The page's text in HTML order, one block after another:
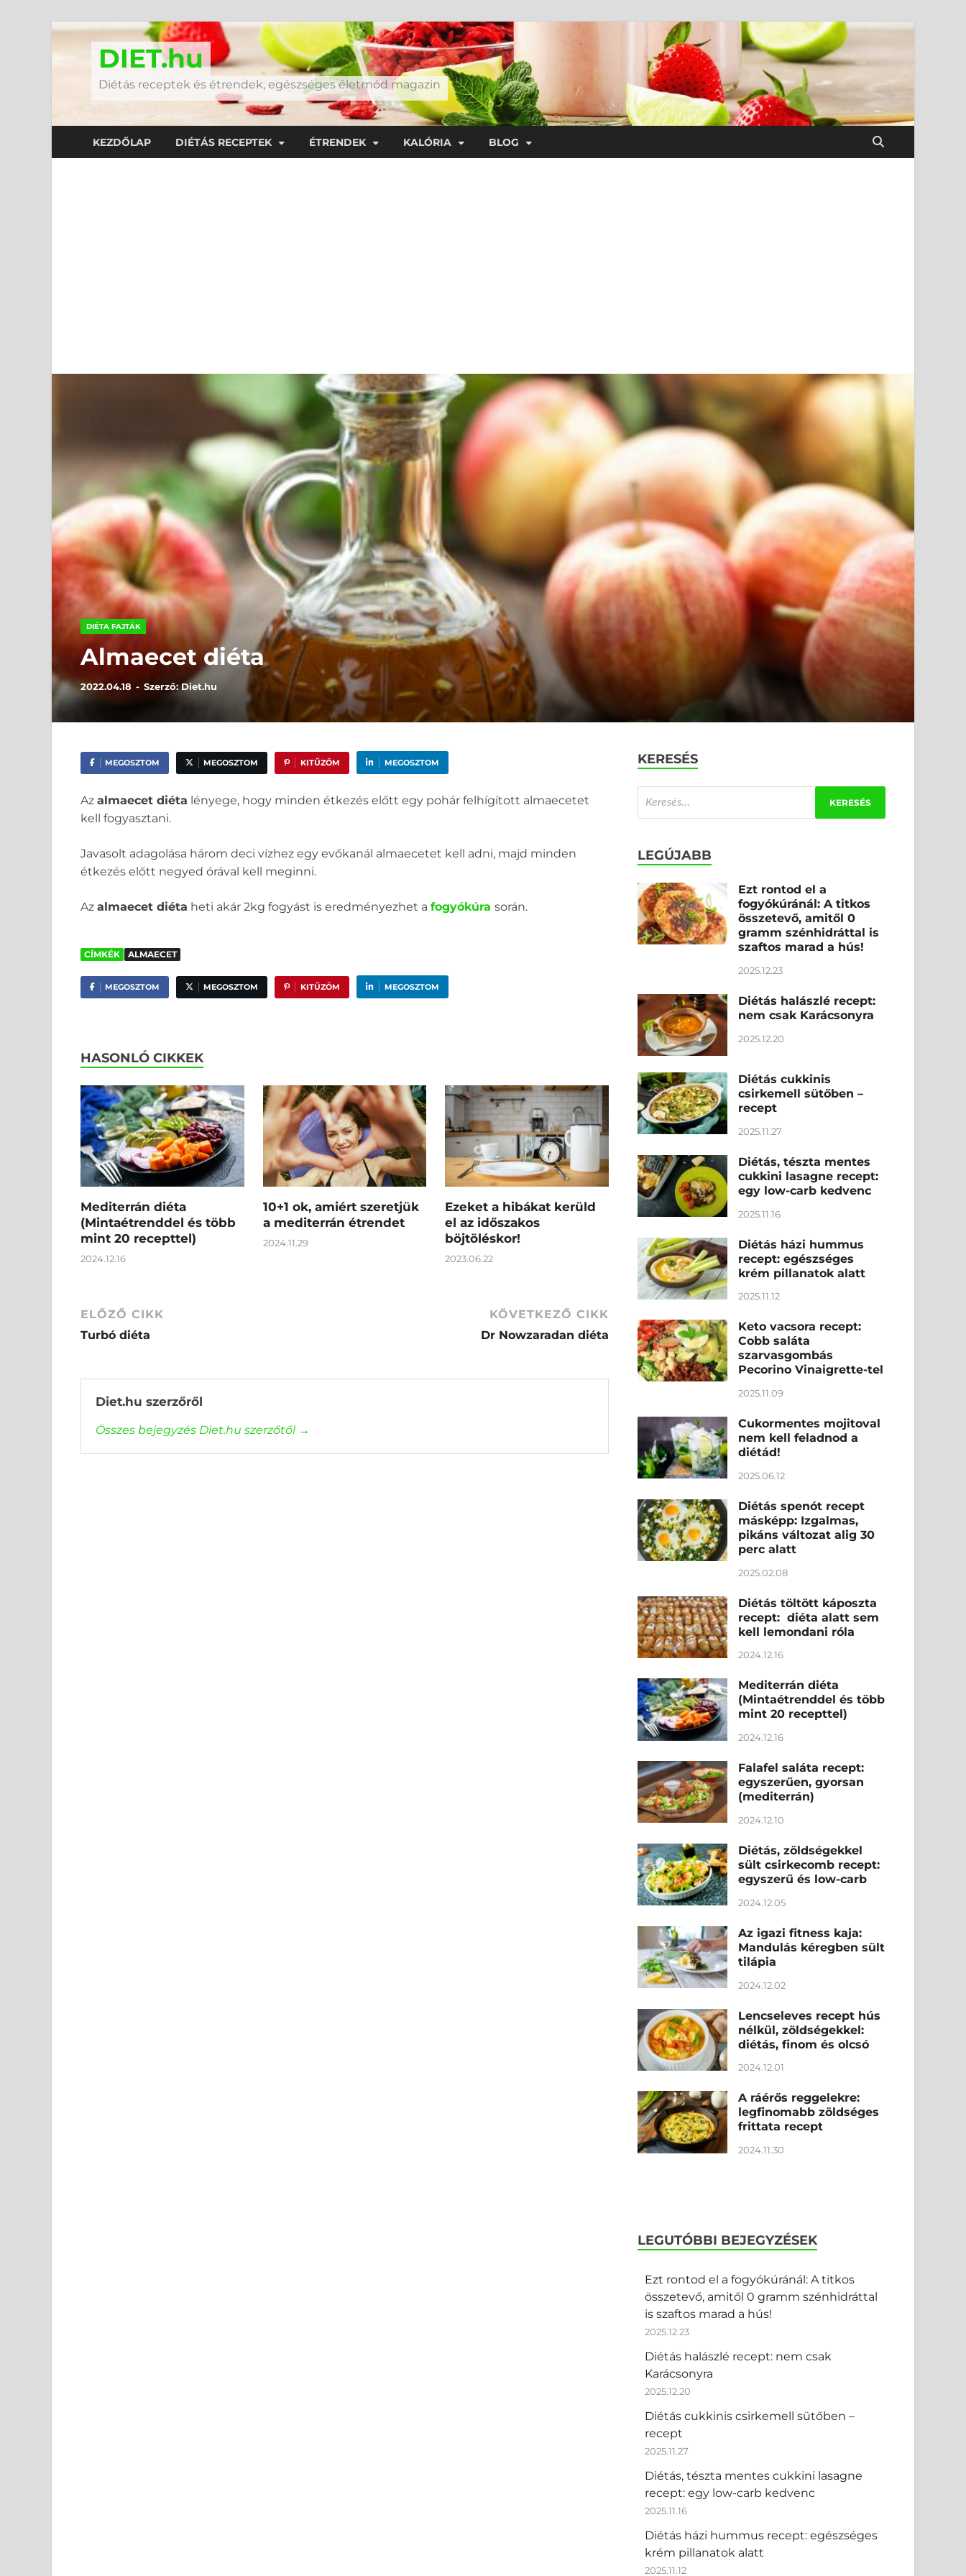
DIET.hu
Diétás receptek és étrendek, egészséges életmód magazin
KEZDŐLAP DIÉTÁS RECEPTEK ÉTRENDEK KALÓRIA BLOG
DIÉTA FAJTÁK
Almaecet diéta
2022.04.18 - Szerző:Diet.hu
MEGOSZTOM MEGOSZTOM KITŰZÖM MEGOSZTOM
Az almaecet diéta lényege, hogy minden étkezés előtt egy pohár felhígított almaecetet
kell fogyasztani.
Javasolt adagolása három deci vízhez egy evőkanál almaecetet kell adni, majd minden
étkezés előtt negyed órával kell meginni.
Az almaecet diéta heti akár 2kg fogyást is eredményezhet a fogyókúra során.
CÍMKÉK ALMAECET
MEGOSZTOM MEGOSZTOM KITŰZÖM MEGOSZTOM
HASONLÓ CIKKEK
Mediterrán diéta
(Mintaétrenddel és több
mint 20 recepttel)
2024.12.16
10+1 ok, amiért szeretjük
a mediterrán étrendet
2024.11.29
Ezeket a hibákat kerüld
el az időszakos
böjtöléskor!
2023.06.22
ELŐZŐ CIKK
Turbó diéta
KÖVETKEZŐ CIKK
Dr Nowzaradan diéta
Diet.hu szerzőről
Összes bejegyzés Diet.hu szerzőtől →
KERESÉS
LEGÚJABB
Ezt rontod el a
fogyókúránál: A titkos
összetevő, amitől 0
gramm szénhidráttal is
szaftos marad a hús!
2025.12.23
Diétás halászlé recept:
nem csak Karácsonyra
2025.12.20
Diétás cukkinis
csirkemell sütőben –
recept
2025.11.27
Diétás, tészta mentes
cukkini lasagne recept:
egy low-carb kedvenc
2025.11.16
Diétás házi hummus
recept: egészséges
krém pillanatok alatt
2025.11.12
Keto vacsora recept:
Cobb saláta
szarvasgombás
Pecorino Vinaigrette-tel
2025.11.09
Cukormentes mojitoval
nem kell feladnod a
diétád!
2025.06.12
Diétás spenót recept
másképp: Izgalmas,
pikáns változat alig 30
perc alatt
2025.02.08
Diétás töltött káposzta
recept: diéta alatt sem
kell lemondani róla
2024.12.16
Mediterrán diéta
(Mintaétrenddel és több
mint 20 recepttel)
2024.12.16
Falafel saláta recept:
egyszerűen, gyorsan
(mediterrán)
2024.12.10
Diétás, zöldségekkel
sült csirkecomb recept:
egyszerű és low-carb
2024.12.05
Az igazi fitness kaja:
Mandulás kéregben sült
tilápia
2024.12.02
Lencseleves recept hús
nélkül, zöldségekkel:
diétás, finom és olcsó
2024.12.01
A ráérős reggelekre:
legfinomabb zöldséges
frittata recept
2024.11.30
LEGUTÓBBI BEJEGYZÉSEK
Ezt rontod el a fogyókúránál: A titkos
összetevő, amitől 0 gramm szénhidráttal
is szaftos marad a hús!
2025.12.23
Diétás halászlé recept: nem csak
Karácsonyra
2025.12.20
Diétás cukkinis csirkemell sütőben –
recept
2025.11.27
Diétás, tészta mentes cukkini lasagne
recept: egy low-carb kedvenc
2025.11.16
Diétás házi hummus recept: egészséges
krém pillanatok alatt
2025.11.12